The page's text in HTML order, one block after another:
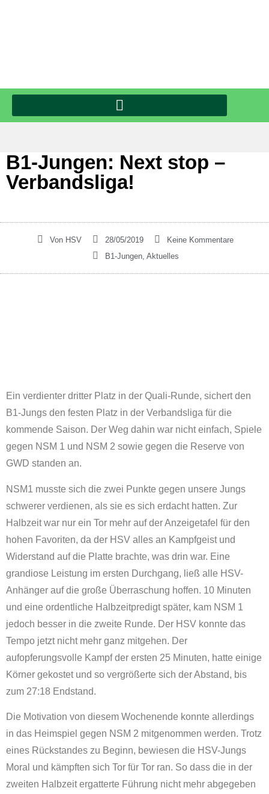
B1-Jungen: Next stop –
Verbandsliga!
Von HSV 28/05/2019
Keine Kommentare
B1-Jungen, Aktuelles
Ein verdienter dritter Platz in der Quali-Runde, sichert den
B1-Jungs den festen Platz in der Verbandsliga für die
kommende Saison. Der Weg dahin war nicht einfach, Spiele
gegen NSM 1 und NSM 2 sowie gegen die Reserve von
GWD standen an.
NSM1 musste sich die zwei Punkte gegen unsere Jungs
schwerer verdienen, als sie es sich erdacht hatten. Zur
Halbzeit war nur ein Tor mehr auf der Anzeigetafel für den
hohen Favoriten, da der HSV alles an Kampfgeist und
Widerstand auf die Platte brachte, was drin war. Eine
grandiose Leistung im ersten Durchgang, ließ alle HSV-
Anhänger auf die große Überraschung hoffen. 10 Minuten
und eine ordentliche Halbzeitpredigt später, kam NSM 1
jedoch besser in die zweite Runde. Der HSV konnte das
Tempo jetzt nicht mehr ganz mitgehen. Der
aufopferungsvolle Kampf der ersten 25 Minuten, hatte einige
Körner gekostet und so vergrößerte sich der Abstand, bis
zum 27:18 Endstand.
Die Motivation von diesem Wochenende konnte allerdings
in das Heimspiel gegen NSM 2 mitgenommen werden. Trotz
eines Rückstandes zu Beginn, bewiesen die HSV-Jungs
Moral und kämpften sich Tor für Tor ran. So dass die in der
zweiten Halbzeit ergatterte Führung nicht mehr abgegeben